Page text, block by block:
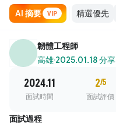
AI 摘要 VIP
韌體工程師
高雄·2025.01.18 分享
2024.11
面試時間
2/5
面試評價
面試過程